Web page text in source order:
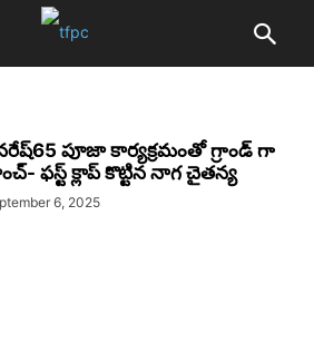
పూజా కార్యక్రమంతో గ్రాండ్ గా
ఫస్ట్ క్లాప్ కొట్టిన నాగ చైతన్య
6, 2025